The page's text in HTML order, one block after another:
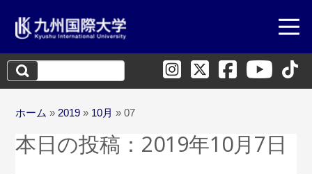
検
索:
ホーム » 2019 » 10月 » 07
本日の投稿： 2019年10月7日